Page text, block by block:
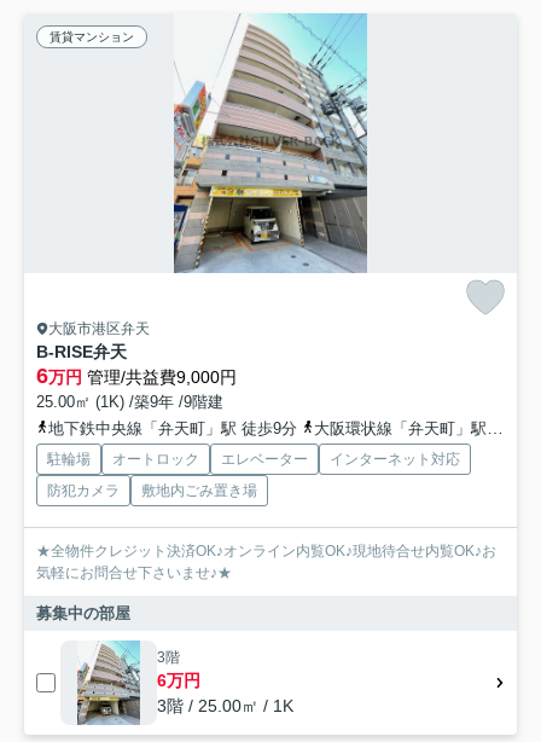
賃貸マンション
大阪市港区弁天
B-RISE弁天
6万円 管理/共益費9,000円
25.00㎡ (1K) /築9年 /9階建
地下鉄中央線「弁天町」駅 徒歩9分
大阪環状線「弁天町」駅 徒歩7分
駐輪場 オートロック エレベーター
インターネット対応
防犯カメラ
敷地内ごみ置き場
★全物件クレジット決済OK♪オンライン内覧OK♪現地待合せ内覧OK♪お
気軽にお問合せ下さいませ♪★
募集中の部屋
3階
6万円
3階 / 25.00㎡ / 1K